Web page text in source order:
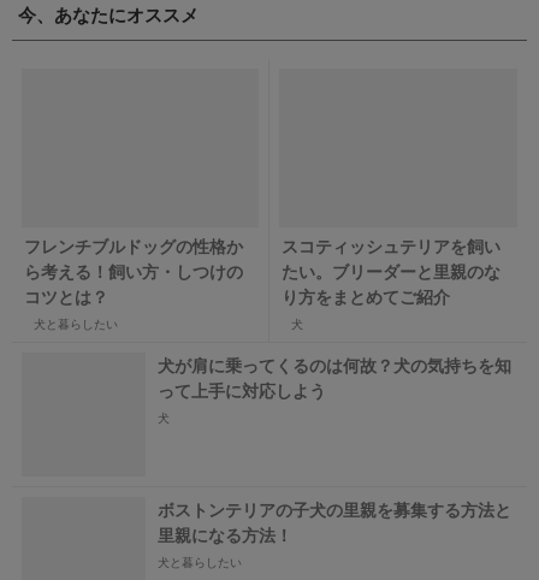
今、あなたにオススメ
フレンチブルドッグの性格か
ら考える！飼い方・しつけの
コツとは？
犬と暮らしたい
スコティッシュテリアを飼い
たい。ブリーダーと里親のな
り方をまとめてご紹介
犬
犬が肩に乗ってくるのは何故？犬の気持ちを知
って上手に対応しよう
犬
ボストンテリアの子犬の里親を募集する方法と
里親になる方法！
犬と暮らしたい